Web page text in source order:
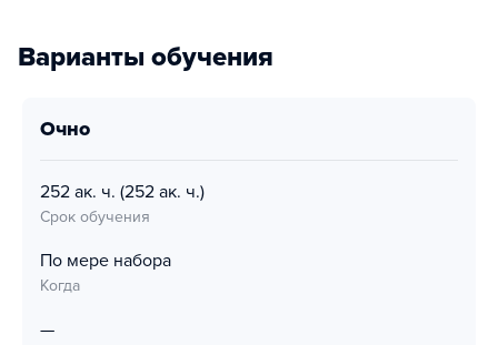
Варианты обучения
очно
252 ак. ч. (252 ак. ч.)
Срок обучения
По мере набора
Когда
—